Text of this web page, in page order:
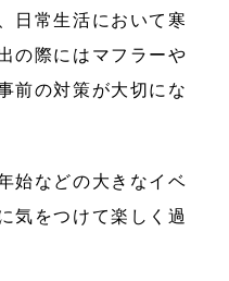
日常生活において寒
の際にはマフラーや
前の対策が大切にな
始などの大きなイベ
気をつけて楽しく過